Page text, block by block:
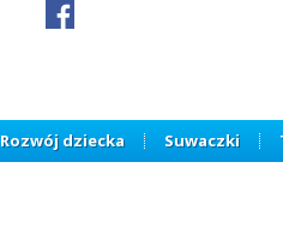
Rozwój dziecka Suwaczki